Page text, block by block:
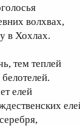
волхвах,
в Хохлах.
тем теплей
елей